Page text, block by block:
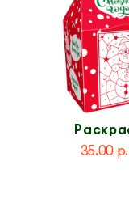
по
35.00 р.